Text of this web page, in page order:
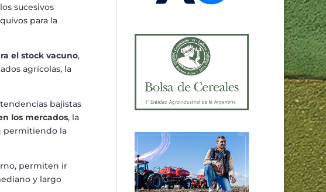
sucesivos
para la
el stock vacuno,
agrícolas, la
bajistas
los mercados, la
permitiendo la
permiten ir
y largo